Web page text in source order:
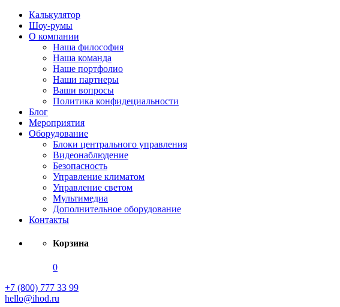
Калькулятор
Шоу-румы
О компании
Наша философия
Наша команда
Наше портфолио
Наши партнеры
Ваши вопросы
Политика конфидециальности
Блог
Мероприятия
Оборудование
Блоки центрального управления
Видеонаблюдение
Безопасность
Управление климатом
Управление светом
Мультимедиа
Дополнительное оборудование
Контакты
Корзина
0
+7 (800) 777 33 99
hello@ihod.ru